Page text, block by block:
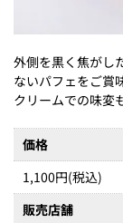
外側を黒く焦がし
ないパフェをご賞
クリームでの味変
価格
1,100円(税込)
販売店舗